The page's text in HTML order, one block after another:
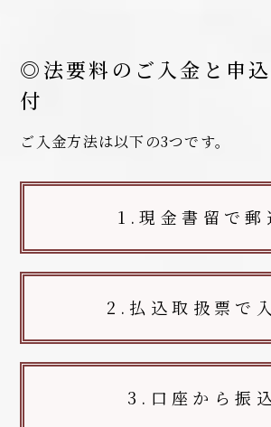
◎法要料のご入金と申
付
ご入金方法は以下の3つです。
1.現金書留で郵
2.払込取扱票で
3.口座から振